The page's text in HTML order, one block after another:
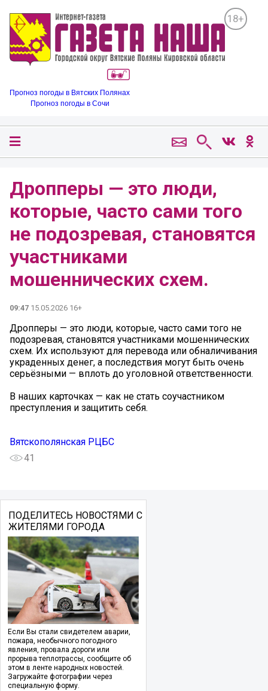
18+
Прогноз погоды в Вятских Полянах
Прогноз погоды в Сочи
Дропперы — это люди,
которые, часто сами того
не подозревая, становятся
участниками
мошеннических схем.
09:47 15.05.2026 16+
Дропперы — это люди, которые, часто сами того не
подозревая, становятся участниками мошеннических
схем. Их используют для перевода или обналичивания
украденных денег, а последствия могут быть очень
серьёзными — вплоть до уголовной ответственности.
В наших карточках — как не стать соучастником
преступления и защитить себя.
Вятскополянская РЦБС
41
ПОДЕЛИТЕСЬ НОВОСТЯМИ С
ЖИТЕЛЯМИ ГОРОДА
Если Вы стали свидетелем аварии,
пожара, необычного погодного
явления, провала дороги или
прорыва теплотрассы, сообщите об
этом в ленте народных новостей.
Загружайте фотографии через
специальную форму.